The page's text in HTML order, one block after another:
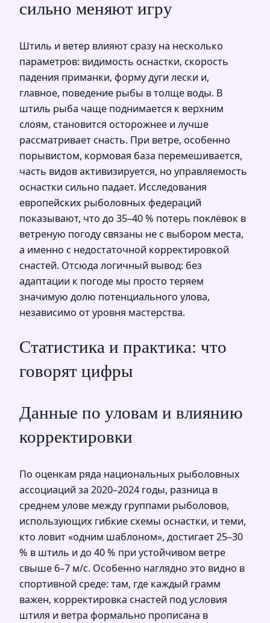
сильно меняют игру
Штиль и ветер влияют сразу на несколько
параметров: видимость оснастки, скорость
падения приманки, форму дуги лески и,
главное, поведение рыбы в толще воды. В
штиль рыба чаще поднимается к верхним
слоям, становится осторожнее и лучше
рассматривает снасть. При ветре, особенно
порывистом, кормовая база перемешивается,
часть видов активизируется, но управляемость
оснастки сильно падает. Исследования
европейских рыболовных федераций
показывают, что до 35–40 % потерь поклёвок в
ветреную погоду связаны не с выбором места,
а именно с недостаточной корректировкой
снастей. Отсюда логичный вывод: без
адаптации к погоде мы просто теряем
значимую долю потенциального улова,
независимо от уровня мастерства.
Статистика и практика: что
говорят цифры
Данные по уловам и влиянию
корректировки
По оценкам ряда национальных рыболовных
ассоциаций за 2020–2024 годы, разница в
среднем улове между группами рыболовов,
использующих гибкие схемы оснастки, и теми,
кто ловит «одним шаблоном», достигает 25–30
% в штиль и до 40 % при устойчивом ветре
свыше 6–7 м/с. Особенно наглядно это видно в
спортивной среде: там, где каждый грамм
важен, корректировка снастей под условия
штиля и ветра формально прописана в